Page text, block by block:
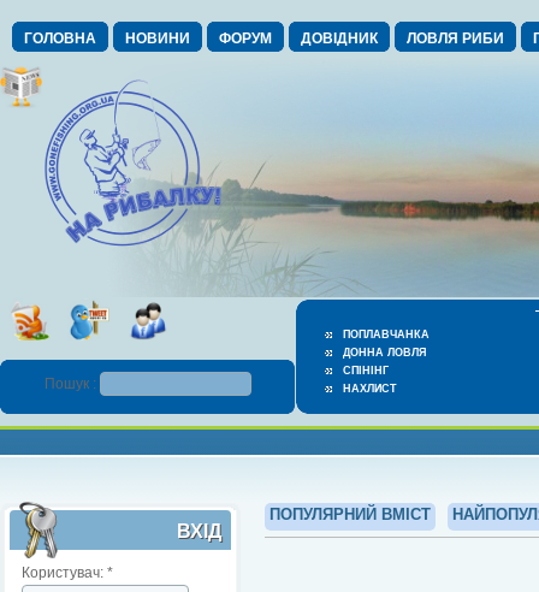
ГОЛОВНА НОВИНИ ФОРУМ ДОВІДНИК ЛОВЛЯ РИБИ
ПОПЛАВЧАНКА
ДОННА ЛОВЛЯ
СПІНІНГ
НАХЛИСТ
Пошук :
ВХІД
Користувач: *
ПОПУЛЯРНИЙ ВМІСТ